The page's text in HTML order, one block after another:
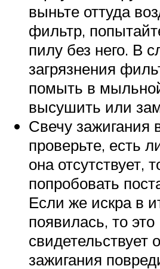
выньте оттуда
фильтр,
пилу без него. В
загрязнения
помыть в
высушить или
Свечу зажигания
проверьте, есть
она отсутствует,
попробовать
Если же искра в
появилась, то это
свидетельствует
зажигания